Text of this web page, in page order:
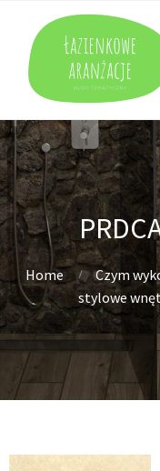
Home
Czym
stylowe